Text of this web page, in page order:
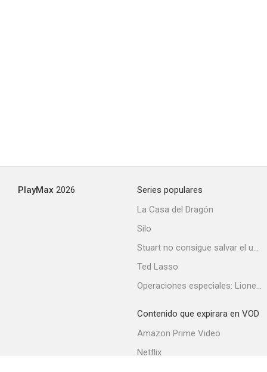
PlayMax 2026
Series populares
La Casa del Dragón
Silo
Stuart no consigue salvar el universo
Ted Lasso
Operaciones especiales: Lioness
Contenido que expirara en VOD
Amazon Prime Video
Netflix